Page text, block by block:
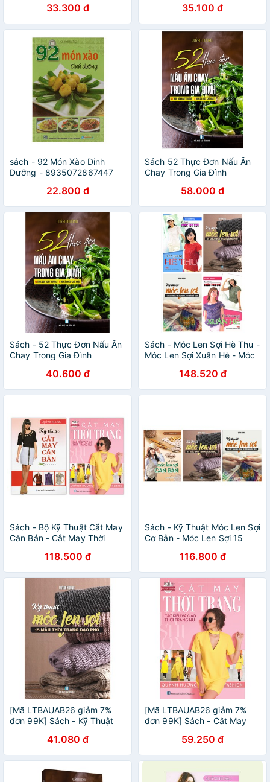
33.300 đ 35.100 đ
sách - 92 Món Xào Dinh
Dưỡng - 8935072867447
22.800 đ
Sách 52 Thực Đơn Nấu Ăn
Chay Trong Gia Đình
58.000 đ
Sách - 52 Thực Đơn Nấu Ăn
Chay Trong Gia Đình
40.600 đ
Sách - Móc Len Sợi Hè Thu -
Móc Len Sợi Xuân Hè - Móc
Móc Len Sợi Tấm Lót, Thảm
(Bộ 4 Cuốn)
148.520 đ
Sách - Bộ Kỹ Thuật Cắt May
Căn Bản - Cắt May Thời
Thời Trang Nữ (Bộ 2 Cuốn)
118.500 đ
Sách - Kỹ Thuật Móc Len Sợi
Cơ Bản - Móc Len Sợi 15
Sợi Tấm Lót, Thảm (Bộ 3
Cuốn)
116.800 đ
[Mã LTBAUAB26 giảm 7%
đơn 99K] Sách - Kỹ Thuật
Trang Dạo Phố
41.080 đ
[Mã LTBAUAB26 giảm 7%
đơn 99K] Sách - Cắt May
Áo, Thời Trang Nữ
59.250 đ